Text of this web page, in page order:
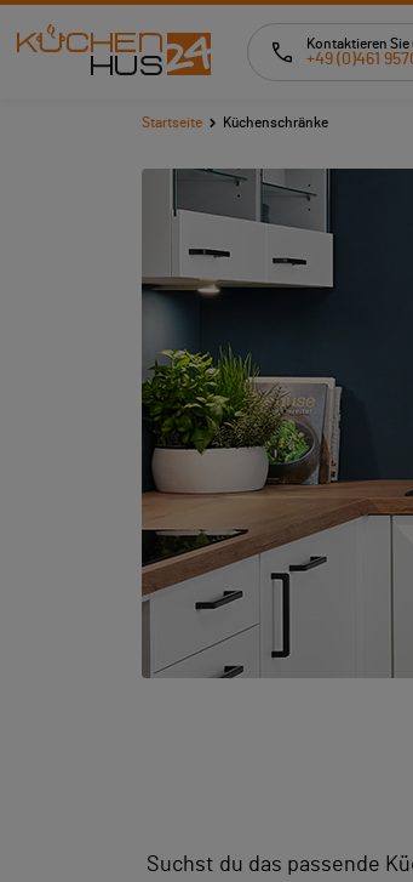
Kontaktieren Sie
+49 (0)461
Startseite Küchenschränke
Suchst du das passende